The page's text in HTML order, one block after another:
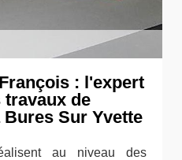
: l'expert
travaux de
Sur Yvette
au niveau des